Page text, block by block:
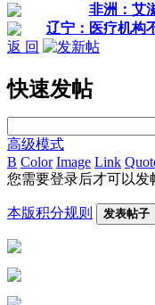
非洲：艾
辽宁：医疗机构
返 回
快速发帖
高级模式
B Color Image Link
您需要登录后才可以发
本版积分规则 发表帖子